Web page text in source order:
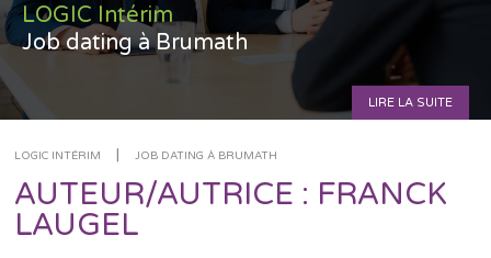
LOGIC Intérim
Job dating à Brumath
LIRE LA SUITE
LOGIC INTÉRIM | JOB DATING À BRUMATH
AUTEUR/AUTRICE : FRANCK
LAUGEL